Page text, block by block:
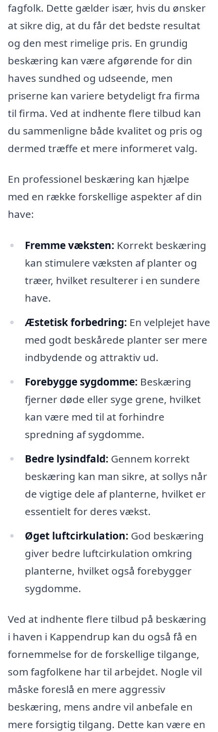
fagfolk. Dette gælder især, hvis du ønsker
at sikre dig, at du får det bedste resultat
og den mest rimelige pris. En grundig
beskæring kan være afgørende for din
haves sundhed og udseende, men
priserne kan variere betydeligt fra firma
til firma. Ved at indhente flere tilbud kan
du sammenligne både kvalitet og pris og
dermed træffe et mere informeret valg.
En professionel beskæring kan hjælpe
med en række forskellige aspekter af din
have:
Fremme væksten: Korrekt beskæring
kan stimulere væksten af planter og
træer, hvilket resulterer i en sundere
have.
Æstetisk forbedring: En velplejet have
med godt beskårede planter ser mere
indbydende og attraktiv ud.
Forebygge sygdomme: Beskæring
fjerner døde eller syge grene, hvilket
kan være med til at forhindre
spredning af sygdomme.
Bedre lysindfald: Gennem korrekt
beskæring kan man sikre, at sollys når
de vigtige dele af planterne, hvilket er
essentielt for deres vækst.
Øget luftcirkulation: God beskæring
giver bedre luftcirkulation omkring
planterne, hvilket også forebygger
sygdomme.
Ved at indhente flere tilbud på beskæring
i haven i Kappendrup kan du også få en
fornemmelse for de forskellige tilgange,
som fagfolkene har til arbejdet. Nogle vil
måske foreslå en mere aggressiv
beskæring, mens andre vil anbefale en
mere forsigtig tilgang. Dette kan være en